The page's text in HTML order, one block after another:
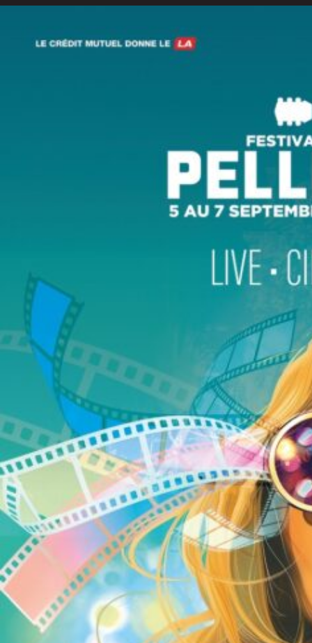
Atelier découverte